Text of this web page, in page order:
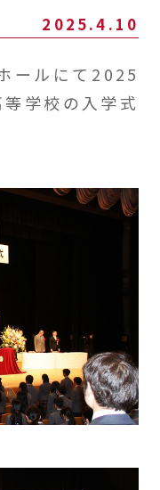
2025.4.10
ールにて2025
学校の入学式